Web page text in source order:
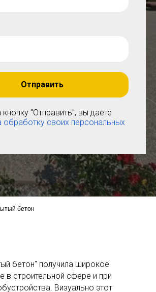
Отправить
"Отправить", вы даете
обработку своих персональных
бетон
бетон" получила широкое
в строительной сфере и при
Визуально этот